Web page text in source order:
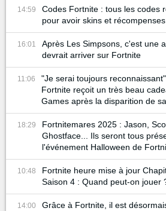
14:59
Codes Fortnite : tous les codes
pour avoir skins et
16:01
Après Les Simpsons, c'est une
devrait arriver sur Fortnite
11:06
"Je serai toujours
Fortnite reçoit un très beau
Games après la disparition de
18:29
Fortnitemares 2025 : Jason,
Ghostface... Ils seront tous
l'événement Halloween de
10:48
Fortnite heure mise à jour
Saison 4 : Quand peut-on jouer
14:00
Grâce à Fortnite, il est